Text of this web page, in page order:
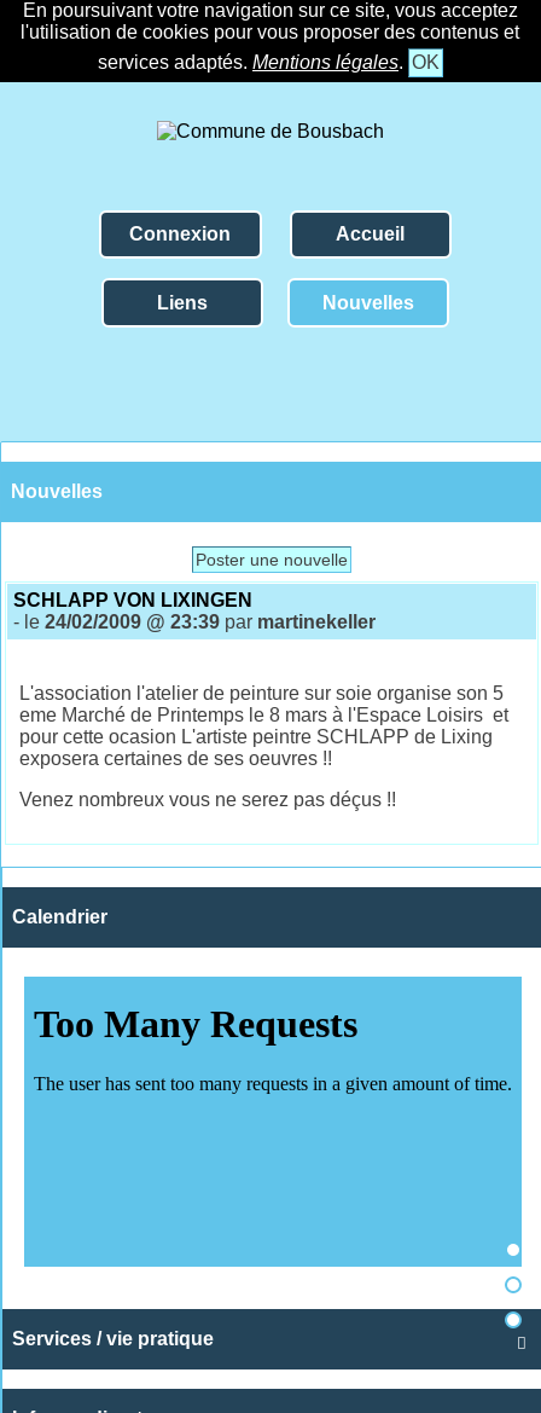
En poursuivant votre navigation sur ce site, vous acceptez
l'utilisation de cookies pour vous proposer des contenus et
services adaptés. Mentions légales. OK
Connexion Accueil
Liens Nouvelles
Nouvelles
Poster une nouvelle
SCHLAPP VON LIXINGEN
- le24/02/2009 @ 23:39 par martinekeller
L'association l'atelier de peinture sur soie organise son 5
eme Marché de Printemps le 8 mars à l'Espace Loisirs et
pour cette ocasion L'artiste peintre SCHLAPP de Lixing
exposera certaines de ses oeuvres !!
Venez nombreux vous ne serez pas déçus !!
Calendrier

Services / vie pratique